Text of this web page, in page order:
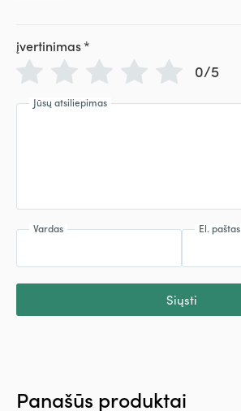
įvertinimas*
0/5
Jūsų atsiliepimas
Vardas El. paštas
Siųsti
Panašūs produktai